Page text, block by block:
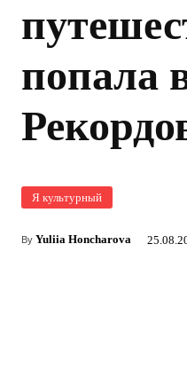
попала
Я культурный
By Yuliia Honcharova